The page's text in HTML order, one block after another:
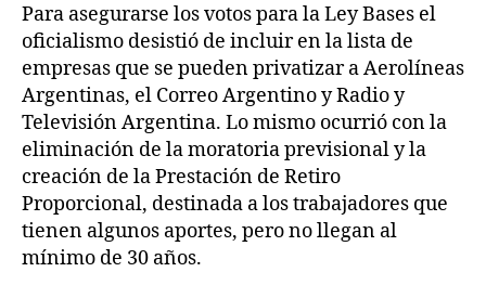
Para asegurarse los votos para la Ley Bases el
oficialismo desistió de incluir en la lista de
empresas que se pueden privatizar a Aerolíneas
Argentinas, el Correo Argentino y Radio y
Televisión Argentina. Lo mismo ocurrió con la
eliminación de la moratoria previsional y la
creación de la Prestación de Retiro
Proporcional, destinada a los trabajadores que
tienen algunos aportes, pero no llegan al
mínimo de 30 años.